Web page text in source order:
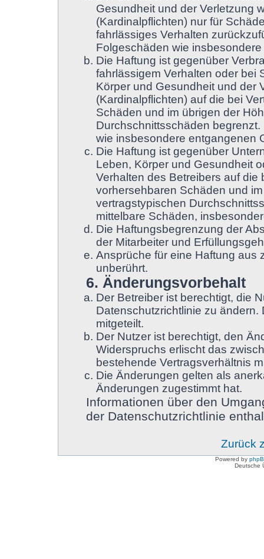
Gesundheit und der Verletzung
(Kardinalpflichten) nur für
fahrlässiges Verhalten
Folgeschäden wie
Die Haftung ist gegenüber
fahrlässigem Verhalten oder bei
Körper und Gesundheit und der
(Kardinalpflichten) auf die bei
Schäden und im übrigen der
Durchschnittsschäden
wie insbesondere entgangenen
Die Haftung ist gegenüber
Leben, Körper und Gesundheit
Verhalten des Betreibers auf
vorhersehbaren Schäden und
vertragstypischen
mittelbare Schäden,
Die Haftungsbegrenzung der
der Mitarbeiter und
Ansprüche für eine Haftung aus
unberührt.
6. Änderungsvorbehalt
Der Betreiber ist berechtigt, die
Datenschutzrichtlinie zu ändern.
mitgeteilt.
Der Nutzer ist berechtigt, den
Widerspruchs erlischt das
bestehende Vertragsverhältnis
Die Änderungen gelten als
Änderungen zugestimmt hat.
Informationen über den
der Datenschutzrichtlinie
Zurück
Powered by
Deutsche